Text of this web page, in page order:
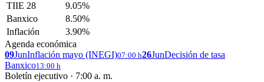
TIIE 28
9.05%
Banxico
8.50%
Inflación
3.90%
Agenda económica
09JunInflación mayo (INEGI)07:00 h26JunDecisión de tasa
Banxico13:00 h
Boletín ejecutivo · 7:00 a. m.